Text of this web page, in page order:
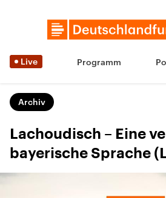
Live Programm
Archiv
Lachoudisch – Eine
bayerische Sprache